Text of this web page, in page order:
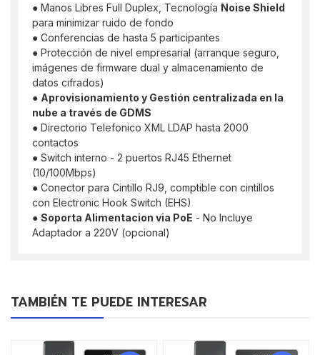
● Manos Libres Full Duplex, Tecnología Noise Shield
para minimizar ruido de fondo
● Conferencias de hasta 5 participantes
● Protección de nivel empresarial (arranque seguro,
imágenes de firmware dual y almacenamiento de
datos cifrados)
● Aprovisionamiento y Gestión centralizada en la
nube a través de GDMS
● Directorio Telefonico XML LDAP hasta 2000
contactos
● Switch interno - 2 puertos RJ45 Ethernet
(10/100Mbps)
● Conector para Cintillo RJ9, comptible con cintillos
con Electronic Hook Switch (EHS)
● Soporta Alimentacion via PoE - No Incluye
Adaptador a 220V (opcional)
TAMBIÉN TE PUEDE INTERESAR